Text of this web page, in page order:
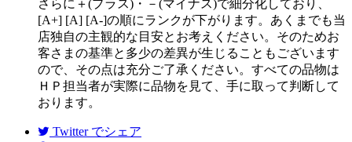
さらに＋(プラス)・－(マイナス)で細分化しており、
[A+] [A] [A-]の順にランクが下がります。あくまでも当
店独自の主観的な目安とお考えください。そのためお
客さまの基準と多少の差異が生じることもございます
ので、その点は充分ご了承ください。すべての品物は
ＨＰ担当者が実際に品物を見て、手に取って判断して
おります。
Twitter でシェア